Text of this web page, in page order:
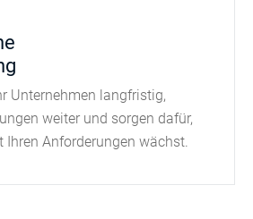
Unternehmen langfristig,
weiter und sorgen dafür,
Ihren Anforderungen wächst.